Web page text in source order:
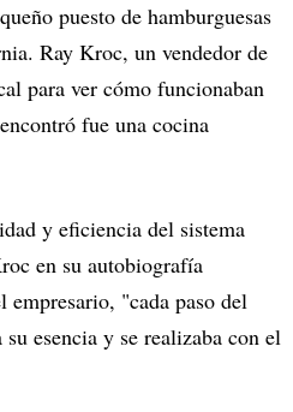
puesto de hamburguesas
Ray Kroc, un vendedor de
para ver cómo funcionaban
fue una cocina
y eficiencia del sistema
en su autobiografía
"cada paso del
esencia y se realizaba con el